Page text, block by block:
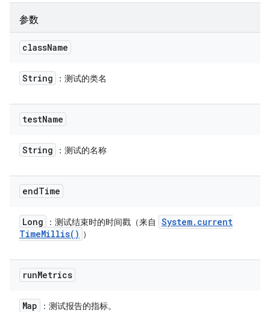
参数
className
String ：测试的类名
testName
String ：测试的名称
endTime
Long ：测试结束时的时间戳（来自 System. current
TimeMillis( ) ）
runMetrics
Map ：测试报告的指标。